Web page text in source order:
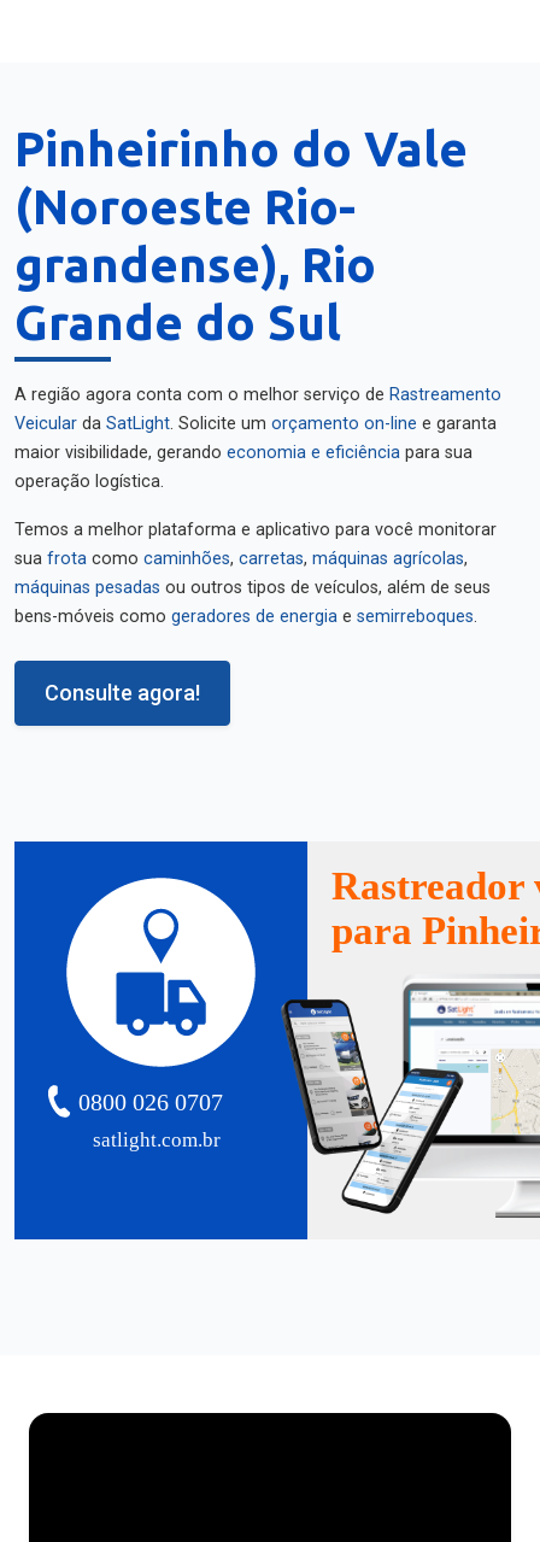
Pinheirinho do Vale
(Noroeste Rio-
grandense), Rio
Grande do Sul
A região agora conta com o melhor serviço de Rastreamento
Veicular da SatLight. Solicite um orçamento on-line e garanta
maior visibilidade, gerando economia e eficiência para sua
operação logística.
Temos a melhor plataforma e aplicativo para você monitorar
sua frota como caminhões, carretas, máquinas agrícolas,
máquinas pesadas ou outros tipos de veículos, além de seus
bens-móveis como geradores de energia e semirreboques.
Consulte agora!
satlight.com.br
0800 026 0707
Rastreador
para